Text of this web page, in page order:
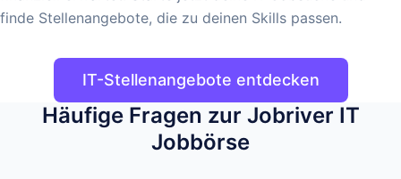
finde Stellenangebote, die zu deinen Skills passen.
IT-Stellenangebote entdecken
Häufige Fragen zur Jobriver IT
Jobbörse